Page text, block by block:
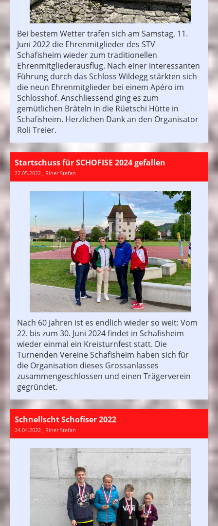
Bei bestem Wetter trafen sich am Samstag, 11.
Juni 2022 die Ehrenmitglieder des STV
Schafisheim wieder zum traditionellen
Ehrenmitgliederausflug. Nach einer interessanten
Führung durch das Schloss Wildegg stärkten sich
die neun Ehrenmitglieder bei einem Apéro im
Schlosshof. Anschliessend ging es zum
gemütlichen Bräteln in die Rüetschi Hütte in
Schafisheim. Herzlichen Dank an den Organisator
Roli Treier.
Startschuss für SCHOFISE 2024 gefallen
22.05.2022 , Riner Stefan
Nach 60 Jahren ist es endlich wieder so weit: Vom
22. bis zum 30. Juni 2024 findet in Schafisheim
wieder einmal ein Kreisturnfest statt. Die
Turnenden Vereine Schafisheim haben sich für
die Organisation dieses Grossanlasses
zusammengeschlossen und einen Trägerverein
gegründet.
Schnellscht Schofiser 2022
24.04.2022 , Riner Stefan